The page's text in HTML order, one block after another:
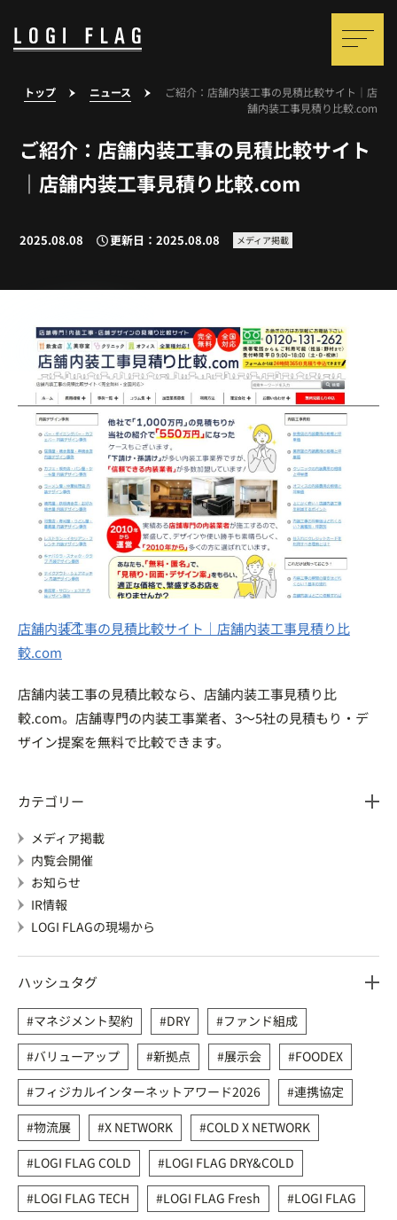
トップ ニュース
ご紹介：店舗内装工事の見積比較サイト｜店
舗内装工事見積り比較.com
ご紹介：店舗内装工事の見積比較サイト
｜店舗内装工事見積り比較.com
2025.08.08 更新日：2025.08.08 メディア掲載
店舗内装工事の見積比較サイト｜店舗内装工事見積り比
較.com
店舗内装工事の見積比較なら、店舗内装工事見積り比
較.com。店舗専門の内装工事業者、3～5社の見積もり・デ
ザイン提案を無料で比較できます。
カテゴリー
メディア掲載
内覧会開催
お知らせ
IR情報
LOGI FLAGの現場から
ハッシュタグ
マネジメント契約 DRY
ファンド組成
バリューアップ
新拠点 展示会
FOODEX
フィジカルインターネットアワード2026
連携協定
物流展
X NETWORK
COLD X NETWORK
LOGI FLAG COLD
LOGI FLAG DRY&COLD
LOGI FLAG TECH
LOGI FLAG Fresh LOGI FLAG